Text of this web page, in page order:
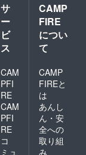
サ
ー
ビ
ス
CAM
PFI
RE
CAM
PFI
RE
コ
ミュ
CAMP
FIRE
につい
て
CAMP
FIREと
は
あんし
ん・安
全への
取り組
み